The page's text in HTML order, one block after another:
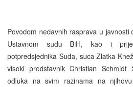
Povodom nedavnih rasprava u javnosti
Ustavnom sudu BiH, kao i
potpredsjednika Suda, suca Zlatka
visoki predstavnik Christian Schmidt
odluka na svim razinama na